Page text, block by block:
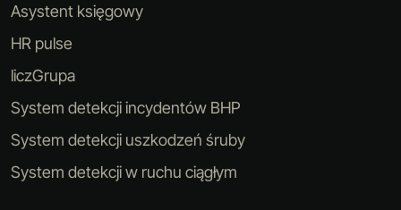
Asystent księgowy
HR pulse
liczGrupa
System detekcji incydentów BHP
System detekcji uszkodzeń śruby
System detekcji w ruchu ciągłym